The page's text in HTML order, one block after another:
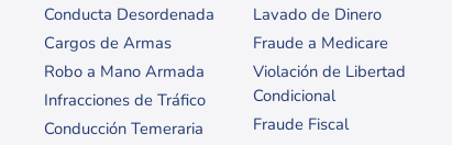
Conducta Desordenada
Cargos de Armas
Robo a Mano Armada
Infracciones de Tráfico
Conducción Temeraria
Lavado de Dinero
Fraude a Medicare
Violación de Libertad
Condicional
Fraude Fiscal